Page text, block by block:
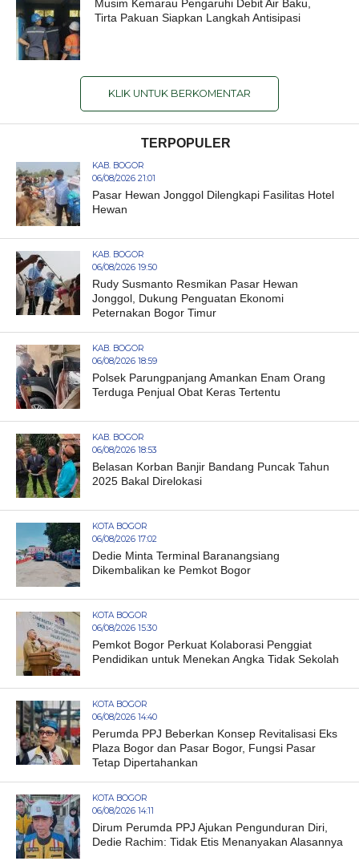
Musim Kemarau Pengaruhi Debit Air Baku,
Tirta Pakuan Siapkan Langkah Antisipasi
KLIK UNTUK BERKOMENTAR
TERPOPULER
KAB. BOGOR
06/08/2026 21:01
Pasar Hewan Jonggol Dilengkapi Fasilitas Hotel
Hewan
KAB. BOGOR
06/08/2026 19:50
Rudy Susmanto Resmikan Pasar Hewan
Jonggol, Dukung Penguatan Ekonomi
Peternakan Bogor Timur
KAB. BOGOR
06/08/2026 18:59
Polsek Parungpanjang Amankan Enam Orang
Terduga Penjual Obat Keras Tertentu
KAB. BOGOR
06/08/2026 18:53
Belasan Korban Banjir Bandang Puncak Tahun
2025 Bakal Direlokasi
KOTA BOGOR
06/08/2026 17:02
Dedie Minta Terminal Baranangsiang
Dikembalikan ke Pemkot Bogor
KOTA BOGOR
06/08/2026 15:30
Pemkot Bogor Perkuat Kolaborasi Penggiat
Pendidikan untuk Menekan Angka Tidak Sekolah
KOTA BOGOR
06/08/2026 14:40
Perumda PPJ Beberkan Konsep Revitalisasi Eks
Plaza Bogor dan Pasar Bogor, Fungsi Pasar
Tetap Dipertahankan
KOTA BOGOR
06/08/2026 14:11
Dirum Perumda PPJ Ajukan Pengunduran Diri,
Dedie Rachim: Tidak Etis Menanyakan Alasannya